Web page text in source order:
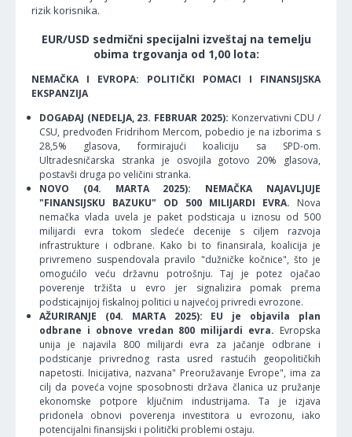
rizik korisnika.
EUR/USD sedmični specijalni izveštaj na temelju
obima trgovanja od 1,00 lota:
NEMAČKA I EVROPA: POLITIČKI POMACI I FINANSIJSKA
EKSPANZIJA
DOGAĐAJ (NEDELJA, 23. FEBRUAR 2025): Konzervativni CDU /
CSU, predvođen Fridrihom Mercom, pobedio je na izborima s
28,5% glasova, formirajući koaliciju sa SPD-om.
Ultradesničarska stranka je osvojila gotovo 20% glasova,
postavši druga po veličini stranka.
NOVO (04. MARTA 2025): NEMAČKA NAJAVLJUJE
"FINANSIJSKU BAZUKU" OD 500 MILIJARDI EVRA. Nova
nemačka vlada uvela je paket podsticaja u iznosu od 500
milijardi evra tokom sledeće decenije s ciljem razvoja
infrastrukture i odbrane. Kako bi to finansirala, koalicija je
privremeno suspendovala pravilo "dužničke kočnice", što je
omogućilo veću državnu potrošnju. Taj je potez ojačao
poverenje tržišta u evro jer signalizira pomak prema
podsticajnijoj fiskalnoj politici u najvećoj privredi evrozone.
AŽURIRANJE (04. MARTA 2025): EU je objavila plan
odbrane i obnove vredan 800 milijardi evra. Evropska
unija je najavila 800 milijardi evra za jačanje odbrane i
podsticanje privrednog rasta usred rastućih geopolitičkih
napetosti. Inicijativa, nazvana" Preoružavanje Evrope", ima za
cilj da poveća vojne sposobnosti država članica uz pružanje
ekonomske potpore ključnim industrijama. Ta je izjava
pridonela obnovi poverenja investitora u evrozonu, iako
potencijalni finansijski i politički problemi ostaju.